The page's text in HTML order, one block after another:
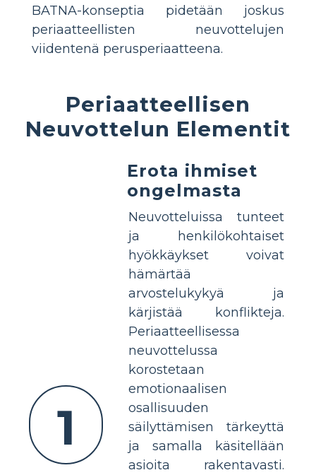
BATNA-konseptia pidetään joskus
periaatteellisten neuvottelujen
viidentenä perusperiaatteena.
Periaatteellisen
Neuvottelun Elementit
1
Erota ihmiset
ongelmasta
Neuvotteluissa tunteet
ja henkilökohtaiset
hyökkäykset voivat
hämärtää
arvostelukykyä ja
kärjistää konflikteja.
Periaatteellisessa
neuvottelussa
korostetaan
emotionaalisen
osallisuuden
säilyttämisen tärkeyttä
ja samalla käsitellään
asioita rakentavasti.